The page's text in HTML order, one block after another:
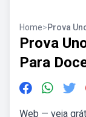
Home>Prova
Prova
Para
Web — veja